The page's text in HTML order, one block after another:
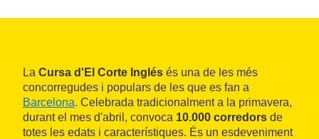
La Cursa d'El Corte Inglés és una de les més
concorregudes i populars de les que es fan a
Barcelona. Celebrada tradicionalment a la primavera,
durant el mes d'abril, convoca 10.000 corredors de
totes les edats i característiques. És un esdeveniment